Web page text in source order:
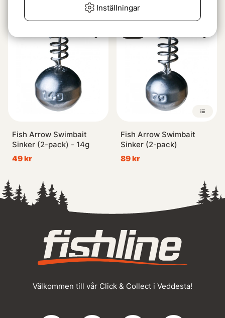
fr. 79 kr
Fish Arrow Swimbait
Sinker (2-pack) - 14g
49 kr
Fish Arrow Swimbait
Sinker (2-pack)
89 kr
Välkommen till vår Click & Collect i Veddesta!
Inställningar